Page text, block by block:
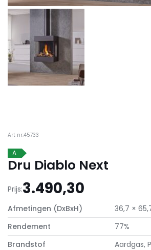
Art nr:45733
A
Dru Diablo Next
Prijs:3.490,30
Afmetingen (DxBxH)
36,7 ×
Rendement
77%
Brandstof
Aardgas,